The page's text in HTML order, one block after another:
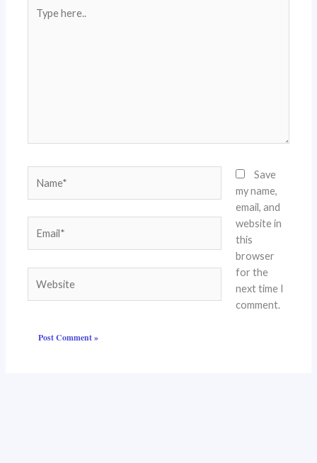
here..
Save
my name,
email, and
website in
this
browser
for the
next time I
comment.